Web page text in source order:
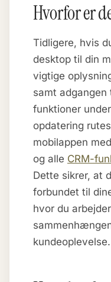
Hvorfor er
Tidligere, hvis
desktop til din
vigtige
samt adgangen
funktioner
opdatering
mobilappen
og alle CRM-
Dette sikrer, at
forbundet til
hvor du
kundeoplevelse.